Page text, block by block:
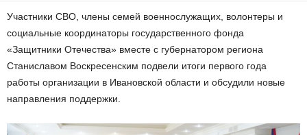
Участники СВО, члены семей военнослужащих, волонтеры и
социальные координаторы государственного фонда
«Защитники Отечества» вместе с губернатором региона
Станиславом Воскресенским подвели итоги первого года
работы организации в Ивановской области и обсудили новые
направления поддержки.